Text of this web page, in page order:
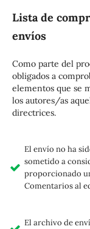
Lista de
envíos
Como parte del
obligados a
elementos que se
los autores/as
directrices.
El envío no ha
sometido a
proporcionado
Comentarios al
El archivo de